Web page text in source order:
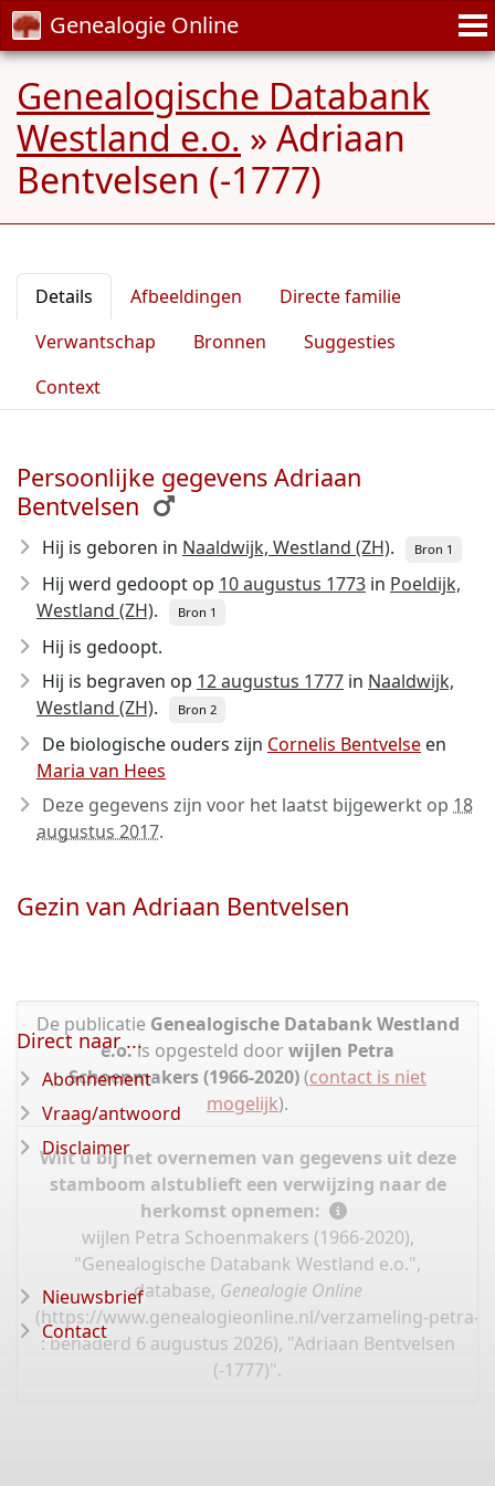
Genealogie Online
Genealogische Databank
Westland e.o. » Adriaan
Bentvelsen (-1777)
Details Afbeeldingen
Directe familie
Verwantschap
Bronnen
Suggesties
Context
Persoonlijke gegevens Adriaan
Bentvelsen
Hij is geboren in Naaldwijk, Westland (ZH). Bron 1
Hij werd gedoopt op 10 augustus 1773 in Poeldijk,
Westland (ZH). Bron 1
Hij is gedoopt.
Hij is begraven op 12 augustus 1777 in Naaldwijk,
Westland (ZH). Bron 2
De biologische ouders zijn Cornelis Bentvelse en
Maria van Hees
Deze gegevens zijn voor het laatst bijgewerkt op 18
augustus 2017.
Gezin van Adriaan Bentvelsen
De publicatie Genealogische Databank Westland
e.o.is opgesteld doorwijlen Petra
Schoenmakers (1966-2020)(contact is niet
mogelijk).
Wilt u bij het overnemen van gegevens uit deze
stamboom alstublieft een verwijzing naar de
herkomst opnemen:
wijlen Petra Schoenmakers (1966-2020),
"Genealogische Databank Westland e.o.",
database, Genealogie Online
(https://www.genealogieonline.nl/verzameling-petra-
: benaderd 6 augustus 2026), "Adriaan Bentvelsen
(-1777)".
Direct naar ...
Abonnement
Vraag/antwoord
Disclaimer
Nieuwsbrief
Contact